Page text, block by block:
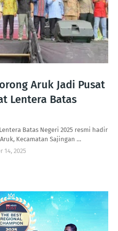
Aruk Jadi Pusat
Lentera Batas
Batas Negeri 2025 resmi hadir
Kecamatan Sajingan …
14, 2025